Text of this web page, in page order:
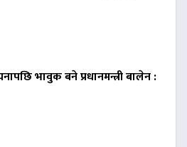
भावुक बने प्रधानमन्त्री बालेन :